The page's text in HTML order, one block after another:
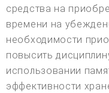
средства на
времени на
необходимости
повысить
использовании
эффективности